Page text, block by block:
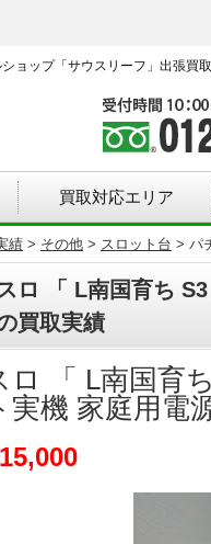
ョップ「サウスリーフ」出張買
買取対応エリア
績 > その他 > スロット台 > パ
ロ 「 L南国育ち
買取実績
ロ 「 L南国育
実機 家庭用電